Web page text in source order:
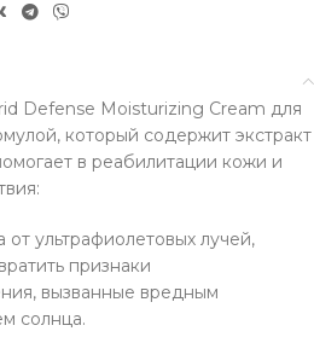
Defense Moisturizing Cream для
который содержит экстракт
в реабилитации кожи и
ультрафиолетовых лучей,
признаки
вызванные вредным
солнца.